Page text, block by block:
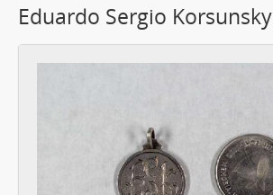
Eduardo Sergio Korsunsky